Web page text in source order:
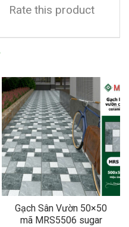
Rate this product
Gạch Sân Vườn 50×50
mã MRS5506 sugar